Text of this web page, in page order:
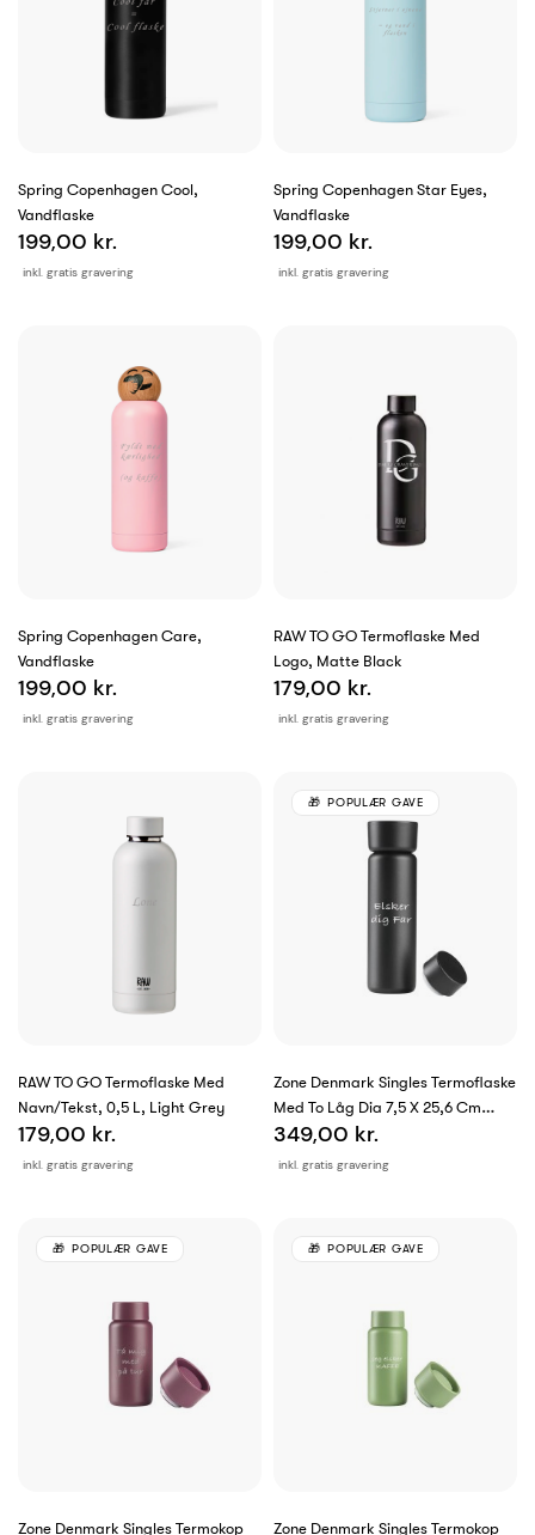
Spring Copenhagen Cool,
Vandflaske
inkl. gratis gravering
199,00 kr.
Spring Copenhagen Star Eyes,
Vandflaske
inkl. gratis gravering
199,00 kr.
Spring Copenhagen Care,
Vandflaske
inkl. gratis gravering
199,00 kr.
RAW TO GO Termoflaske Med
Logo, Matte Black
inkl. gratis gravering
179,00 kr.
RAW TO GO Termoflaske Med
Navn/tekst, 0,5 L, Light Grey
inkl. gratis gravering
179,00 kr.
Zone Denmark Singles Termoflaske
Med To Låg Dia 7,5 X 25,6 Cm
650...
inkl. gratis gravering
349,00 kr.
POPULÆR GAVE
Zone Denmark Singles Termokop
POPULÆR GAVE
Zone Denmark Singles Termokop
POPULÆR GAVE